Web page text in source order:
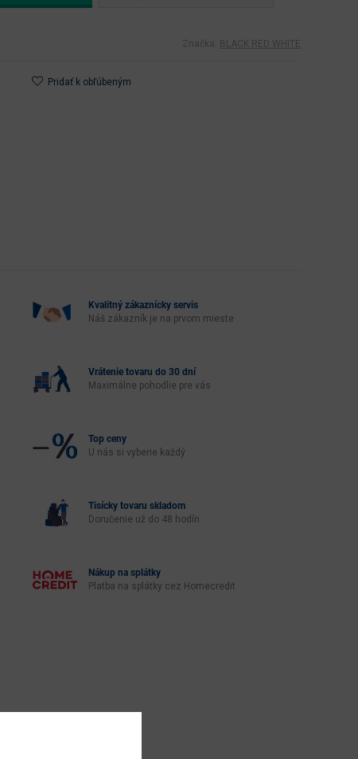
Značka: BLACK RED WHITE
Pridať k obľúbeným
Kvalitný zákaznícky servis
Náš zákazník je na prvom mieste
Vrátenie tovaru do 30 dní
Maximálne pohodlie pre vás
Top ceny
U nás si vyberie každý
Tisícky tovaru skladom
Doručenie už do 48 hodín
Nákup na splátky
Platba na splátky cez Homecredit